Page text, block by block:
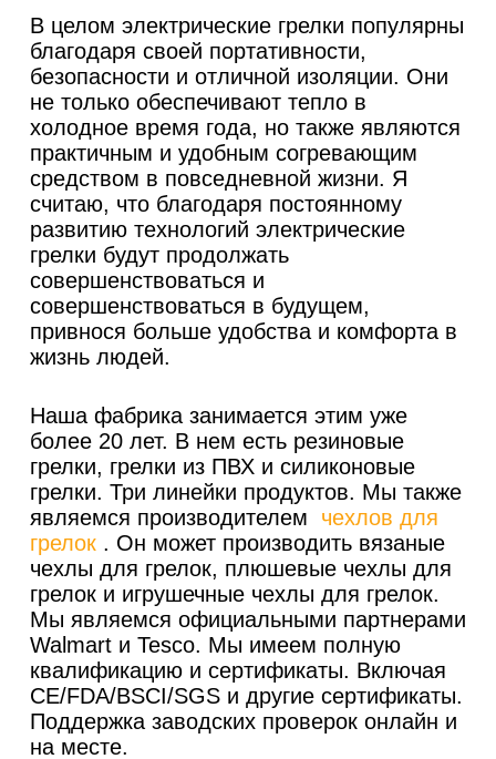
В целом электрические грелки популярны
благодаря своей портативности,
безопасности и отличной изоляции. Они
не только обеспечивают тепло в
холодное время года, но также являются
практичным и удобным согревающим
средством в повседневной жизни. Я
считаю, что благодаря постоянному
развитию технологий электрические
грелки будут продолжать
совершенствоваться и
совершенствоваться в будущем,
привнося больше удобства и комфорта в
жизнь людей.
Наша фабрика занимается этим уже
более 20 лет. В нем есть резиновые
грелки, грелки из ПВХ и силиконовые
грелки. Три линейки продуктов. Мы также
являемся производителем чехлов для
грелок. Он может производить вязаные
чехлы для грелок, плюшевые чехлы для
грелок и игрушечные чехлы для грелок.
Мы являемся официальными партнерами
Walmart и Tesco. Мы имеем полную
квалификацию и сертификаты. Включая
CE/FDA/BSCI/SGS и другие сертификаты.
Поддержка заводских проверок онлайн и
на месте.